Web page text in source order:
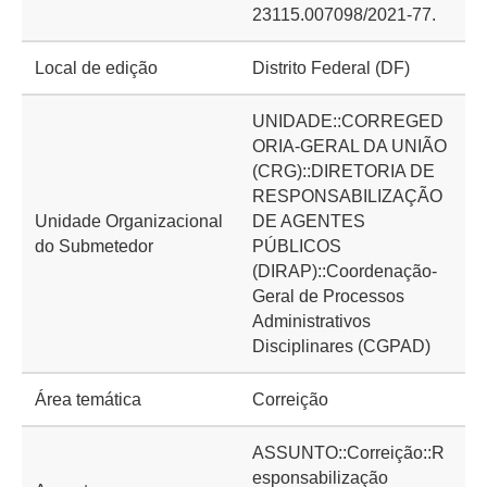
23115.007098/2021-77.
Local de edição Distrito Federal (DF)
Unidade Organizacional
do Submetedor
UNIDADE::CORREGED
ORIA-GERAL DA UNIÃO
(CRG)::DIRETORIA DE
RESPONSABILIZAÇÃO
DE AGENTES
PÚBLICOS
(DIRAP)::Coordenação-
Geral de Processos
Administrativos
Disciplinares (CGPAD)
Área temática Correição
ASSUNTO::Correição::R
esponsabilização